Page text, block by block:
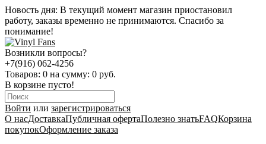
Новость дня: В текущий момент магазин приостановил
работу, заказы временно не принимаются. Спасибо за
понимание!
Возникли вопросы?
+7(916) 062-4256
Товаров: 0 на сумму: 0 руб.
В корзине пусто!
Войти или зарегистрироваться
О насДоставкаПубличная офертаПолезно знатьFAQКорзина
покупокОформление заказа